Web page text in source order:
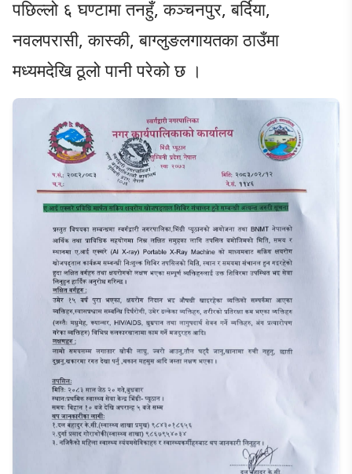
पछिल्लो ६ घण्टामा तनहुँ, कञ्चनपुर, बर्दिया,
नवलपरासी, कास्की, बाग्लुङलगायतका ठाउँमा
मध्यमदेखि ठूलो पानी परेको छ ।